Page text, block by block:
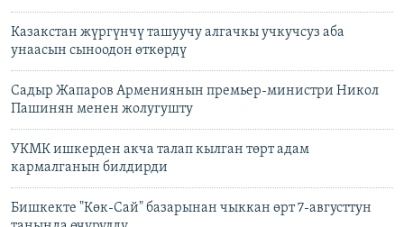
Казакстан жүргүнчү ташуучу алгачкы учкучсуз аба
унаасын сыноодон өткөрдү
Садыр Жапаров Армениянын премьер-министри Никол
Пашинян менен жолугушту
УКМК ишкерден акча талап кылган төрт адам
кармалганын билдирди
Бишкекте "Көк-Сай" базарынан чыккан өрт 7-августтун